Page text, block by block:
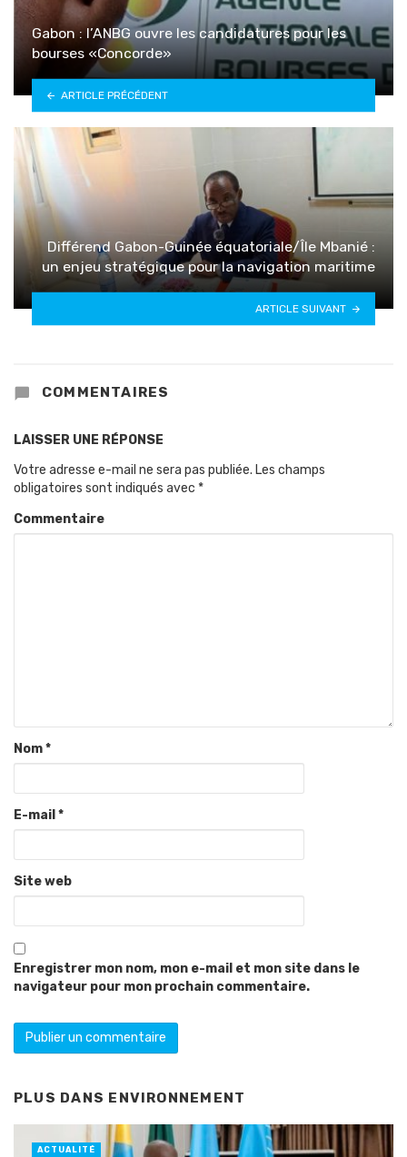
Gabon : l’ANBG ouvre les candidatures pour les
bourses «Concorde»
ARTICLE PRÉCÉDENT
Différend Gabon-Guinée équatoriale/Île Mbanié :
un enjeu stratégique pour la navigation maritime
ARTICLE SUIVANT
COMMENTAIRES
LAISSER UNE RÉPONSE
Votre adresse e-mail ne sera pas publiée. Les champs
obligatoires sont indiqués avec *
Commentaire
Nom*
E-mail *
Site web
Enregistrer mon nom, mon e-mail et mon site dans le
navigateur pour mon prochain commentaire.
PLUS DANS ENVIRONNEMENT
ACTUALITÉ